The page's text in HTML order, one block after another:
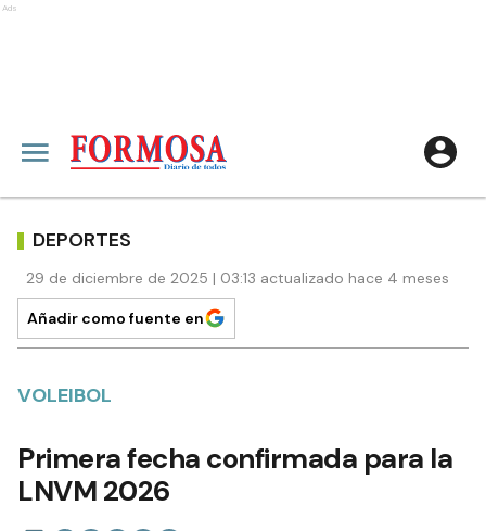
Ads
DEPORTES
29 de diciembre de 2025 | 03:13 actualizado hace 4 meses
Añadir como fuente en
VOLEIBOL
Primera fecha confirmada para la
LNVM 2026